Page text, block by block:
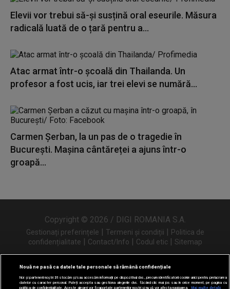
Elevii vor trebui să-și susțină oral eseurile. Măsura
radicală luată de o țară pentru a...
Atac armat într-o școală din Thailanda. Un
profesor a fost ucis, iar trei elevi se numără...
Carmen Șerban, la un pas de o tragedie în
București. Mașina cântăreței a ajuns într-o
groapă...
Copyright © 2026 / DIGI ROMANIA S.A.
Gestionați preferințele | Termeni și condiții | Politica de
confidențialitate | Contact/Info | Codul etic | Sitemap
Urmărește-ne și pe
Nouă ne pasă ca datele tale personale să rămână confidențiale
Noi și partenerii noștri31 stocăm și/sau accesăm informații pe dispozitivul dvs., precum identificatorii cookie unici pentru prelucrarea
datelor cu caracter personal. Puteți accepta sau gestiona alegerile dvs. făcând clic mai jos sau în orice moment, pe pagina cu
politica de confidențialitate. Aceste alegeri vor fi raportate partenerilor noștri și nu vă vor afecta navigarea.
Mai multe detalii